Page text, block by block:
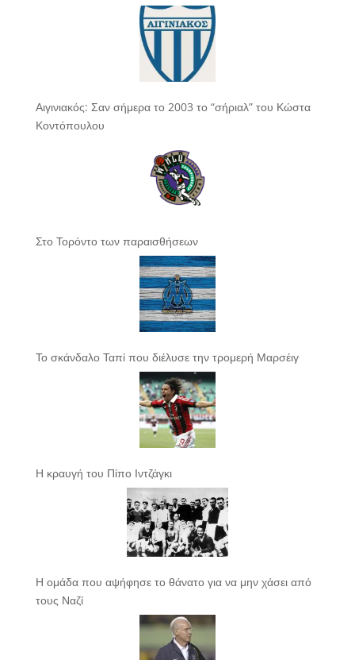
Αιγινιακός: Σαν σήμερα το 2003 το “σήριαλ” του Κώστα
Κοντόπουλου
Στο Τορόντο των παραισθήσεων
Το σκάνδαλο Ταπί που διέλυσε την τρομερή Μαρσέιγ
Η κραυγή του Πίπο Ιντζάγκι
Η ομάδα που αψήφησε το θάνατο για να μην χάσει από
τους Ναζί